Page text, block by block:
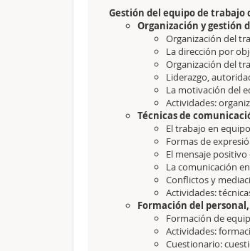
Gestión del equipo de trabajo
Organización y gestión
Organización del
La dirección por
Organización del
Liderazgo,
La motivación del
Actividades:
Técnicas de
El trabajo en equipo
Formas de
El mensaje positivo
La comunicación
Conflictos y
Actividades:
Formación del
Formación de
Actividades:
Cuestionario: